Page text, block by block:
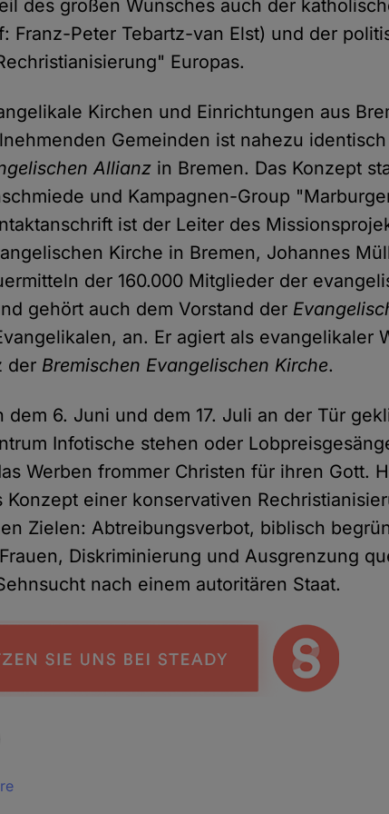
des großen Wunsches auch der
Franz-Peter Tebartz-van Elst) und der
Europas.
Kirchen und Einrichtungen aus
Gemeinden ist nahezu
Allianz in Bremen. Das Konzept
und Kampagnen-Group
ist der Leiter des
Kirche in Bremen, Johannes
der 160.000 Mitglieder der
gehört auch dem Vorstand der
an. Er agiert als evangelikaler
der Bremischen Evangelischen Kirche.
dem 6. Juni und dem 17. Juli an der Tür
Infotische stehen oder
Werben frommer Christen für ihren Gott.
Konzept einer konservativen
Zielen: Abtreibungsverbot, biblisch
Diskriminierung und Ausgrenzung
nach einem autoritären Staat.